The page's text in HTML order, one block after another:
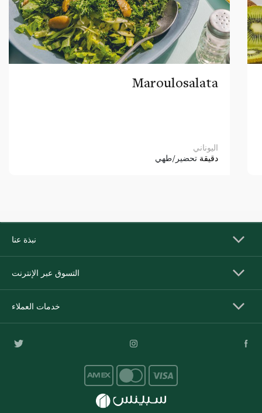
Maroulosalata
اليوناني
دقيقة تحضير/طهي
نبذة عنا
التسوق عبر الإنترنت
خدمات العملاء